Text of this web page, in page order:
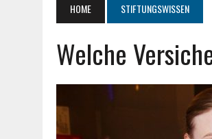
7. AUGUST 2018 | POLITISCHE
16. APRIL 2024
DIE ROLLE VON DATA
HOME STIFTUNGSWISSEN
Welche